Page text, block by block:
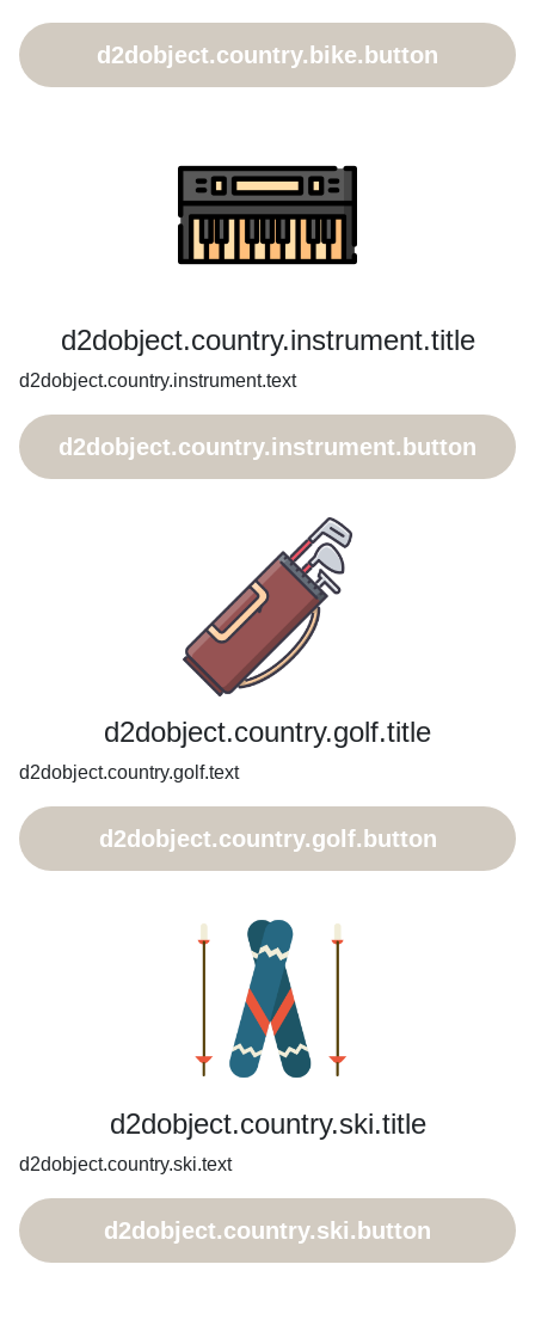
d2dobject.country.bike.button
d2dobject.country.instrument.title
d2dobject.country.instrument.text
d2dobject.country.instrument.button
d2dobject.country.golf.title
d2dobject.country.golf.text
d2dobject.country.golf.button
d2dobject.country.ski.title
d2dobject.country.ski.text
d2dobject.country.ski.button